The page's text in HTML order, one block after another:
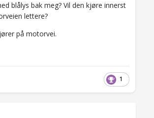
blålys bak meg? Vil den kjøre innerst
lettere?
på motorvei.
1